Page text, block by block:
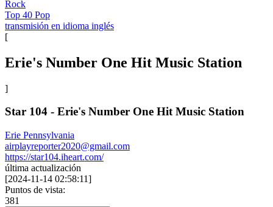
Rock
Top 40 Pop
transmisión en idioma inglés
[
Erie's Number One Hit Music Station
]
Star 104 - Erie's Number One Hit Music Station
Erie Pennsylvania
airplayreporter2020@gmail.com
https://star104.iheart.com/
última actualización
[2024-11-14 02:58:11]
Puntos de vista:
381